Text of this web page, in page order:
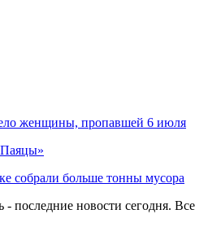
женщины, пропавшей 6 июля
собрали больше тонны мусора
- последние новости сегодня. Все